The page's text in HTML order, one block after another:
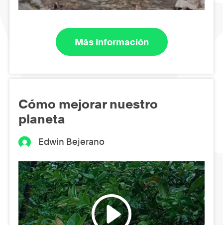
Más información
Cómo mejorar nuestro
planeta
Edwin Bejerano